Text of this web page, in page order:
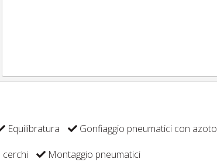
Equilibratura
Gonfiaggio pneumatici con azoto
cerchi
Montaggio pneumatici